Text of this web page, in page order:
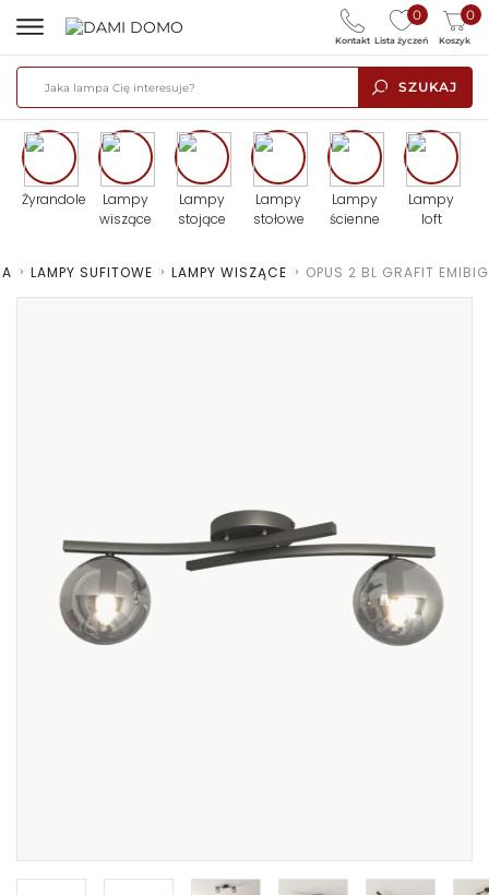
SZUKAJ
0
Lista życzeń
0
Koszyk
Kontakt
Żyrandole
Lampy
wiszące
Lampy
stojące
Lampy
stołowe
Lampy
ścienne
Lampy
loft
> LAMPY SUFITOWE > LAMPY WISZĄCE > OPUS 2 BL GRAFIT EMIBIG